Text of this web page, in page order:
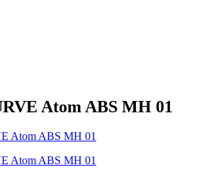
Atom ABS MH 01